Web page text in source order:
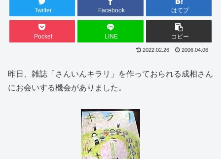
Twitter Facebook はてブ
Pocket LINE コピー
2022.02.26 2006.04.06
昨日、雑誌「さんいんキラリ」を作っておられる成相さん
にお会いする機会がありました。